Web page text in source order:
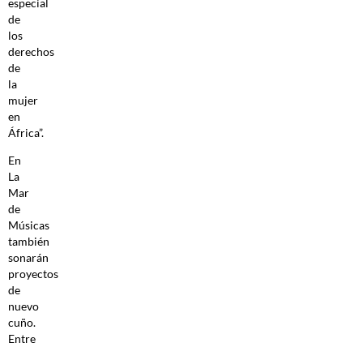
especial
de
los
derechos
de
la
mujer
en
África”.
En
La
Mar
de
Músicas
también
sonarán
proyectos
de
nuevo
cuño.
Entre